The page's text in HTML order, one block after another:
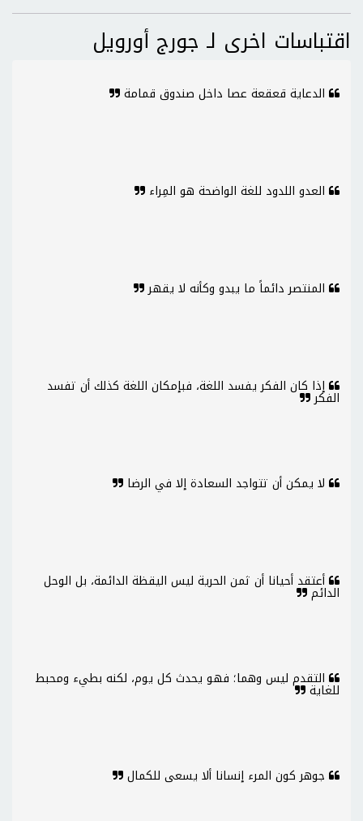
اقتباسات اخرى لـ جورج أورويل
الدعاية قعقعة عصا داخل صندوق قمامة
العدو اللدود للغة الواضحة هو المِراء
المنتصر دائماً ما يبدو وكأنه لا يقهر
إذا كان الفكر يفسد اللغة، فبإمكان اللغة كذلك أن تفسد
الفكر
لا يمكن أن تتواجد السعادة إلا في الرضا
أعتقد أحيانا أن ثمن الحرية ليس اليقظة الدائمة، بل الوحل
الدائم
التقدم ليس وهما؛ فهو يحدث كل يوم، لكنه بطيء ومحبط
للغاية
جوهر كون المرء إنسانا ألا يسعى للكمال